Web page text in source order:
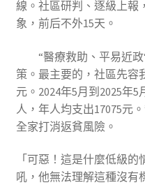
線。社區研判、逐級上報
象，前后不外15天。
“醫療救助、平易近
策。最主要的，社區先容
元。2024年5月到2025年
人，年人均支出17075元
全家打消返貧風險。
「可惡！這是什麼低級
吼，他無法理解這種沒有